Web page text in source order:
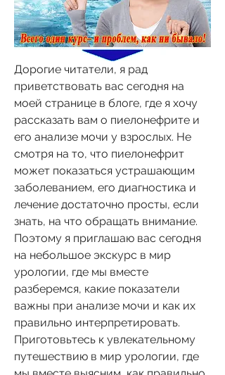
Дорогие читатели, я рад
приветствовать вас сегодня на
моей странице в блоге, где я хочу
рассказать вам о пиелонефрите и
его анализе мочи у взрослых. Не
смотря на то, что пиелонефрит
может показаться устрашающим
заболеванием, его диагностика и
лечение достаточно просты, если
знать, на что обращать внимание.
Поэтому я приглашаю вас сегодня
на небольшое экскурс в мир
урологии, где мы вместе
разберемся, какие показатели
важны при анализе мочи и как их
правильно интерпретировать.
Приготовьтесь к увлекательному
путешествию в мир урологии, где